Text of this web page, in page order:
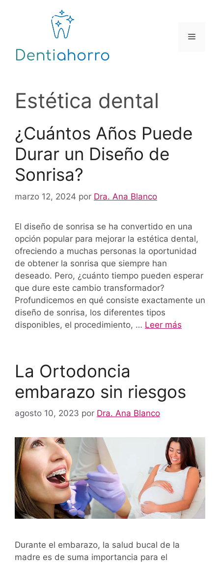
Menú
Estética dental
¿Cuántos Años Puede
Durar un Diseño de
Sonrisa?
marzo 12, 2024 por Dra. Ana Blanco
El diseño de sonrisa se ha convertido en una
opción popular para mejorar la estética dental,
ofreciendo a muchas personas la oportunidad
de obtener la sonrisa que siempre han
deseado. Pero, ¿cuánto tiempo pueden esperar
que dure este cambio transformador?
Profundicemos en qué consiste exactamente un
diseño de sonrisa, los diferentes tipos
disponibles, el procedimiento, … Leer más
La Ortodoncia
embarazo sin riesgos
agosto 10, 2023 por Dra. Ana Blanco
Durante el embarazo, la salud bucal de la
madre es de suma importancia para el